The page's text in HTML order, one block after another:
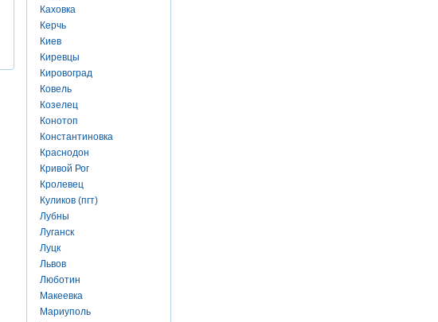
Каховка
Керчь
Киев
Киревцы
Кировоград
Ковель
Козелец
Конотоп
Константиновка
Краснодон
Кривой Рог
Кролевец
Куликов (пгт)
Лубны
Луганск
Луцк
Львов
Люботин
Макеевка
Мариуполь